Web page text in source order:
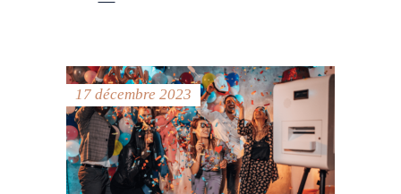
17 décembre 2023